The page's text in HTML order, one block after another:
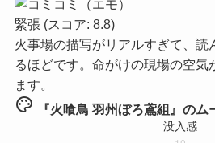
緊張 (スコア: 8.8)
火事場の描写がリアルすぎて、読
るほどです。命がけの現場の空気
ます。
palette 『火喰鳥 羽州ぼろ鳶組』のム